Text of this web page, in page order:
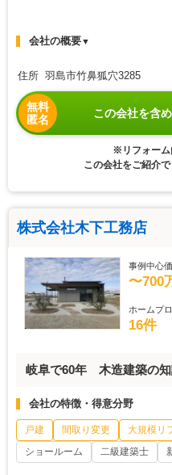
会社の概要▼
住所 羽島市竹鼻狐穴3285
無料
匿名
この会社を含
※リフォーム
この会社をご紹介で
株式会社木下工務店
事例中心
〜700
ホームプ
16件
岐阜で60年 木造建築の知
会社の特徴・得意分野
戸建 間取り変更 大規模リ
ショールーム
二級建築士